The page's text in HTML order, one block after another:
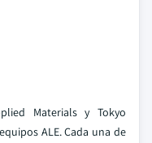
Materials y Tokyo
ALE. Cada una de